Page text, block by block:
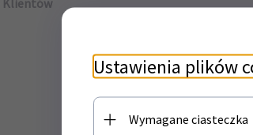
Klientów
Ustawienia plików
Wymagane ciasteczka